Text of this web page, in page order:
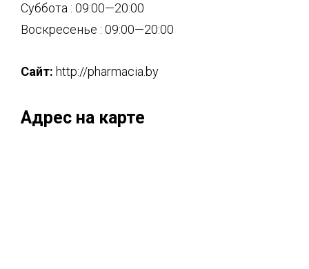
Суббота : 09:00—20:00
Воскресенье : 09:00—20:00
Сайт: http://pharmacia.by
Адрес на карте